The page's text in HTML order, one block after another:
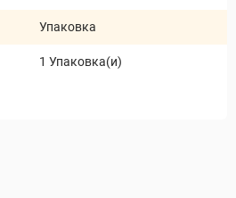
Упаковка
1 Упаковка(и)